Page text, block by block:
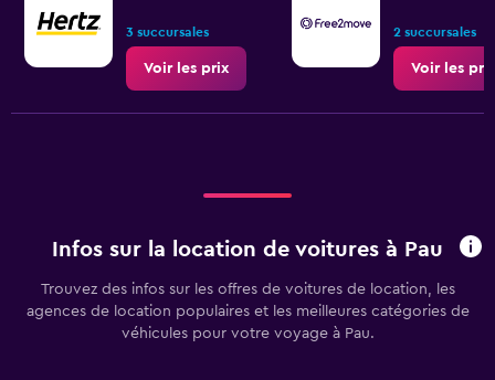
3 succursales
Voir les prix
2 succursales
Voir les prix
Infos sur la location de voitures à Pau
Trouvez des infos sur les offres de voitures de location, les
agences de location populaires et les meilleures catégories de
véhicules pour votre voyage à Pau.